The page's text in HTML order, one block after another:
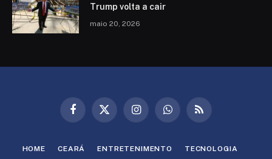
Trump volta a cair
maio 20, 2026
Facebook
X
InstagramWhatsAppRSS
HOME CEARÁ ENTRETENIMENTO TECNOLOGIA